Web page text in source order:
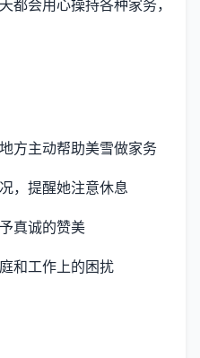
都会用心操持各种家务，
方主动帮助美雪做家务
，提醒她注意休息
真诚的赞美
和工作上的困扰